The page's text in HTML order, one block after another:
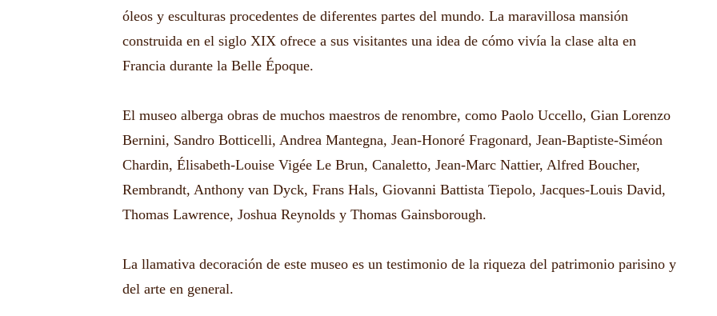
óleos y esculturas procedentes de diferentes partes del mundo. La maravillosa mansión
construida en el siglo XIX ofrece a sus visitantes una idea de cómo vivía la clase alta en
Francia durante la Belle Époque.
El museo alberga obras de muchos maestros de renombre, como Paolo Uccello, Gian Lorenzo
Bernini, Sandro Botticelli, Andrea Mantegna, Jean-Honoré Fragonard, Jean-Baptiste-Siméon
Chardin, Élisabeth-Louise Vigée Le Brun, Canaletto, Jean-Marc Nattier, Alfred Boucher,
Rembrandt, Anthony van Dyck, Frans Hals, Giovanni Battista Tiepolo, Jacques-Louis David,
Thomas Lawrence, Joshua Reynolds y Thomas Gainsborough.
La llamativa decoración de este museo es un testimonio de la riqueza del patrimonio parisino y
del arte en general.